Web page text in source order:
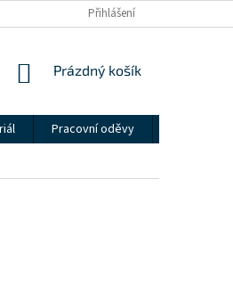
Přihlášení
NÁKUPNÍ
Prázdný košík
Pracovní oděvy